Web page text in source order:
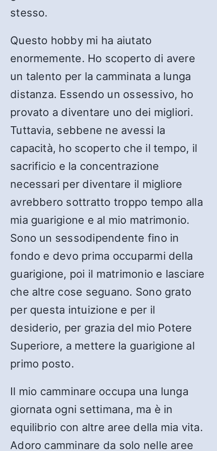
stesso.
Questo hobby mi ha aiutato
enormemente. Ho scoperto di avere
un talento per la camminata a lunga
distanza. Essendo un ossessivo, ho
provato a diventare uno dei migliori.
Tuttavia, sebbene ne avessi la
capacità, ho scoperto che il tempo, il
sacrificio e la concentrazione
necessari per diventare il migliore
avrebbero sottratto troppo tempo alla
mia guarigione e al mio matrimonio.
Sono un sessodipendente fino in
fondo e devo prima occuparmi della
guarigione, poi il matrimonio e lasciare
che altre cose seguano. Sono grato
per questa intuizione e per il
desiderio, per grazia del mio Potere
Superiore, a mettere la guarigione al
primo posto.
Il mio camminare occupa una lunga
giornata ogni settimana, ma è in
equilibrio con altre aree della mia vita.
Adoro camminare da solo nelle aree